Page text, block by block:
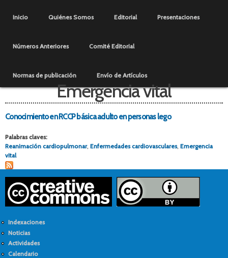
contenido
Menú principal
Inicio Quiénes Somos Editorial Presentaciones
Números Anteriores Comité Editorial
Normas de publicación Envío de Artículos
Emergencia vital
Conocimiento en RCCP básica adulto en personas lego
Palabras claves:
Reanimación cardiopulmonar, Enfermedades cardiovasculares, Emergencia
vital
Indexaciones
Noticias
Actividades
Calendario